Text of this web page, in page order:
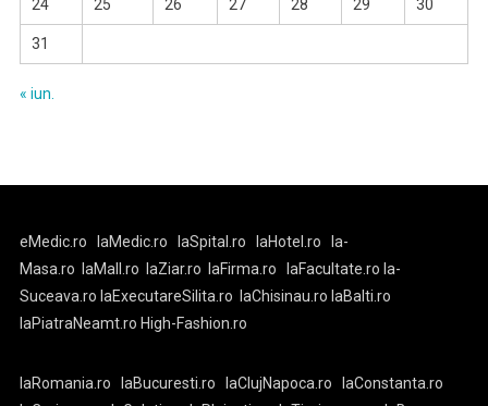
24 25 26 27 28 29 30
31
« iun.
eMedic.ro laMedic.ro laSpital.ro laHotel.ro
la-
Masa.ro
laMall.ro laZiar.ro laFirma.ro laFacultate.ro la-
Suceava.ro laExecutareSilita.ro laChisinau.ro laBalti.ro
laPiatraNeamt.ro High-Fashion.ro
laRomania.ro laBucuresti.ro laClujNapoca.ro
laConstanta.ro